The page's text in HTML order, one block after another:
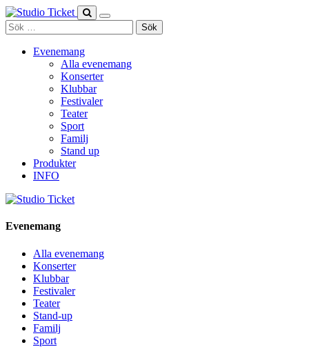
Skip
to
content
Sök
efter:
Evenemang
Alla evenemang
Konserter
Klubbar
Festivaler
Teater
Sport
Familj
Stand up
Produkter
INFO
Evenemang
Alla evenemang
Konserter
Klubbar
Festivaler
Teater
Stand-up
Familj
Sport